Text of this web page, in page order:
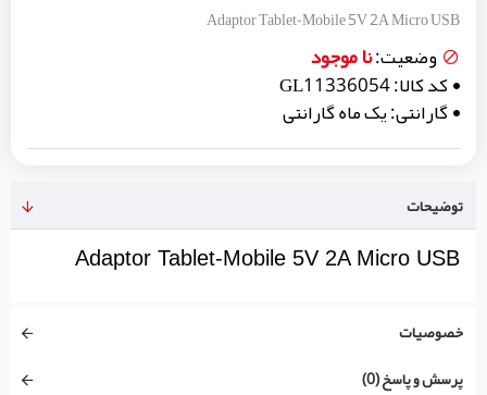
Adaptor Tablet-Mobile 5V 2A Micro USB
وضعیت:نا موجود
کد کالا:GL11336054
گارانتی:یک ماه گارانتی
توضیحات
Adaptor Tablet-Mobile 5V 2A Micro USB
خصوصیات
پرسش و پاسخ (0)